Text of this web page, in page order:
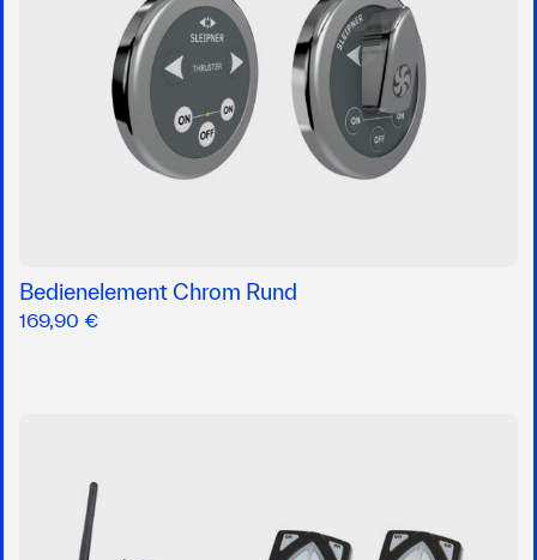
Bedienelement Chrom Rund
169,90 €